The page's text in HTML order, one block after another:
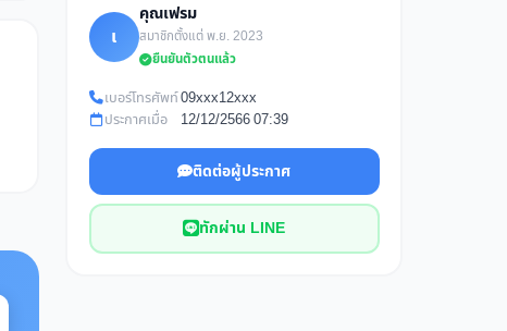
เ
คุณเฟรม
สมาชิกตั้งแต่ พ.ย. 2023
ยืนยันตัวตนแล้ว
เบอร์โทรศัพท์09xxx12xxx
ประกาศเมื่อ
12/12/2566 07:39
ติดต่อผู้ประกาศ
ทักผ่าน LINE